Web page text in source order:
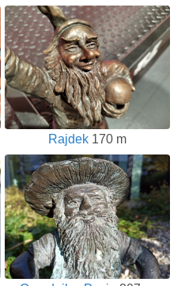
Rajdek170 m